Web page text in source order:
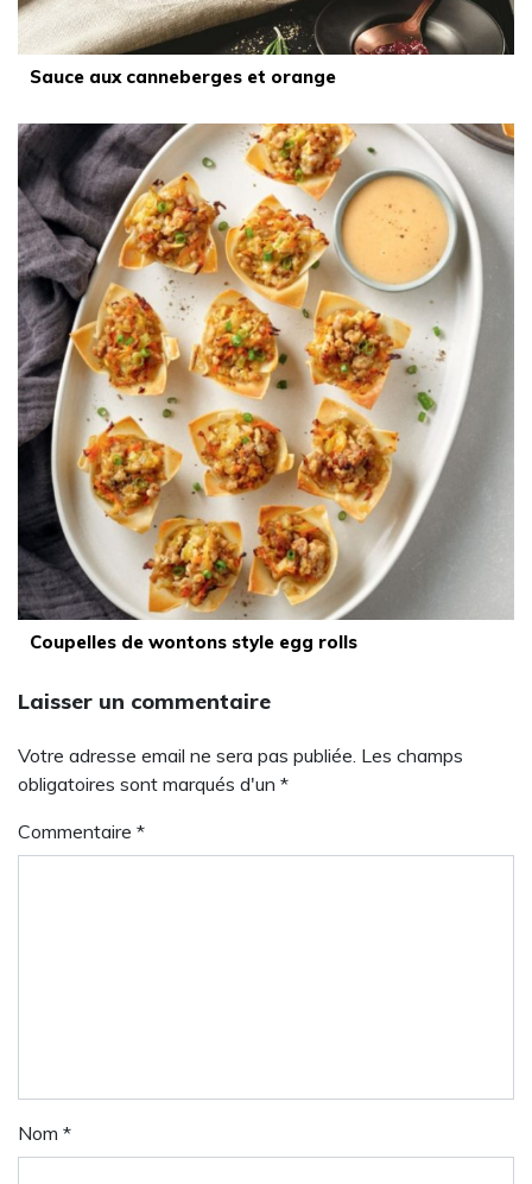
Sauce aux canneberges et orange
Coupelles de wontons style egg rolls
Laisser un commentaire
Votre adresse email ne sera pas publiée. Les champs
obligatoires sont marqués d'un *
Commentaire *
Nom *